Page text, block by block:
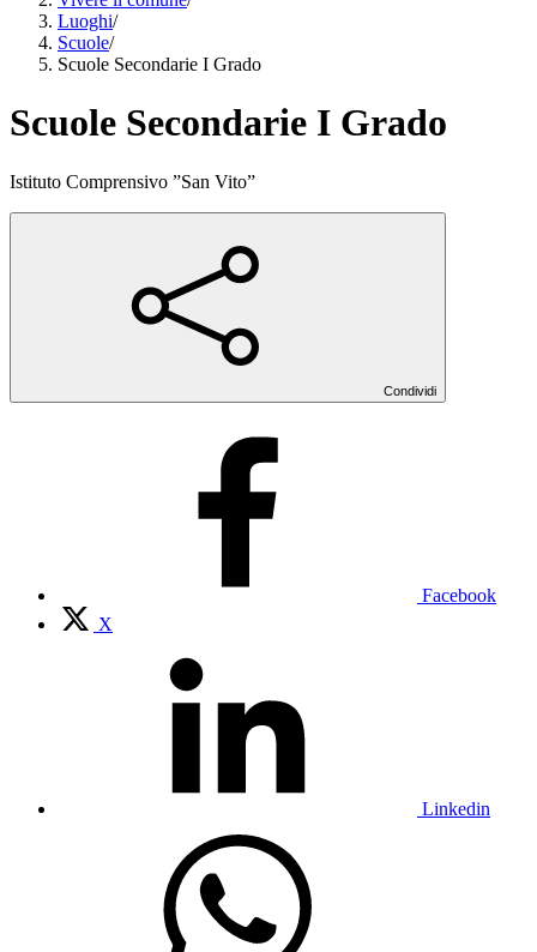
Luoghi/
Scuole/
Scuole Secondarie I Grado
Scuole Secondarie I Grado
Istituto Comprensivo ”San Vito”
Condividi
Facebook
X
Linkedin